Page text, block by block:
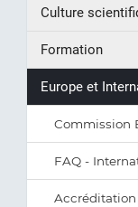
Culture
Formation
Europe et
Commission
FAQ -
Accréditation